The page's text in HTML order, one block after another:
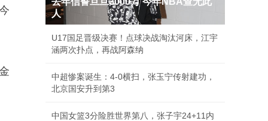
人
U17国足晋级决赛！点球决战淘汰河床，江宇
涵两次扑点，再战阿森纳
中超惨案诞生：4-0横扫，张玉宁传射建功，
北京国安升到第3
中国女篮3分险胜世界第八，张子宇24+11内